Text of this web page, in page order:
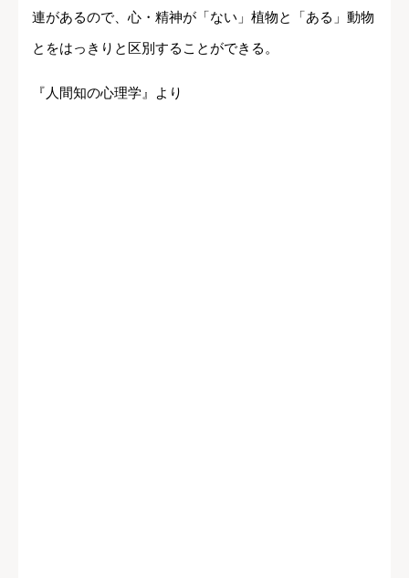
連があるので、心・精神が「ない」植物と「ある」動物
とをはっきりと区別することができる。
『人間知の心理学』より